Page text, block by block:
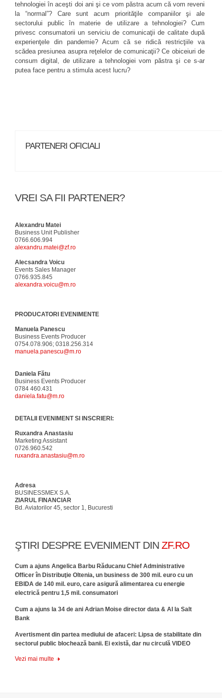
tehnologiei în aceşti doi ani şi ce vom păstra acum că vom reveni
la “normal”? Care sunt acum priorităţile companiilor şi ale
sectorului public în materie de utilizare a tehnologiei? Cum
privesc consumatorii un serviciu de comunicaţii de calitate după
experienţele din pandemie? Acum că se ridică restricţiile va
scădea presiunea asupra reţelelor de comunicaţii? Ce obiceiuri de
consum digital, de utilizare a tehnologiei vom păstra şi ce s-ar
putea face pentru a stimula acest lucru?
PARTENERI OFICIALI
VREI SA FII PARTENER?
Alexandru Matei
Business Unit Publisher
0766.606.994
alexandru.matei@zf.ro
Alecsandra Voicu
Events Sales Manager
0766.935.845
alexandra.voicu@m.ro
PRODUCATORI EVENIMENTE
Manuela Panescu
Business Events Producer
0754.078.906; 0318.256.314
manuela.panescu@m.ro
Daniela Fătu
Business Events Producer
0784 460.431
daniela.fatu@m.ro
DETALII EVENIMENT SI INSCRIERI:
Ruxandra Anastasiu
Marketing Assistant
0726.960.542
ruxandra.anastasiu@m.ro
Adresa
BUSINESSMEX S.A.
ZIARUL FINANCIAR
Bd. Aviatorilor 45, sector 1, Bucuresti
ŞTIRI DESPRE EVENIMENT DIN ZF.RO
Cum a ajuns Angelica Barbu Răducanu Chief Administrative
Officer în Distribuţie Oltenia, un business de 300 mil. euro cu un
EBIDA de 140 mil. euro, care asigură alimentarea cu energie
electrică pentru 1,5 mil. consumatori
Cum a ajuns la 34 de ani Adrian Moise director data & AI la Salt
Bank
Avertisment din partea mediului de afaceri: Lipsa de stabilitate din
sectorul public blochează banii. Ei există, dar nu circulă VIDEO
Vezi mai multe